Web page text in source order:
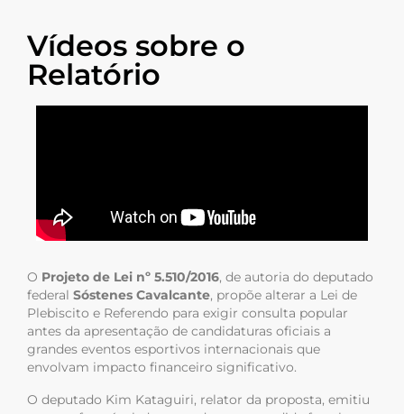
Vídeos sobre o
Relatório
O Projeto de Lei nº 5.510/2016, de autoria do deputado
federal Sóstenes Cavalcante, propõe alterar a Lei de
Plebiscito e Referendo para exigir consulta popular
antes da apresentação de candidaturas oficiais a
grandes eventos esportivos internacionais que
envolvam impacto financeiro significativo.
O deputado Kim Kataguiri, relator da proposta, emitiu